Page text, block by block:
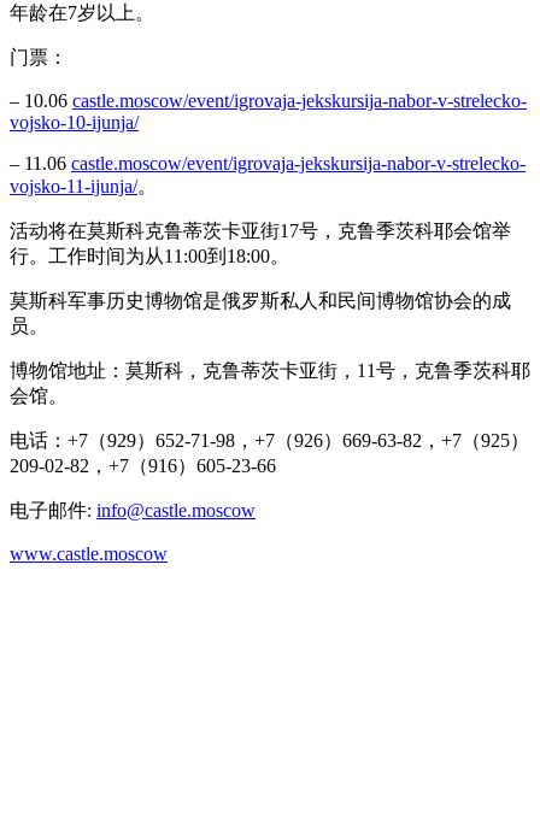
年龄在7岁以上。
门票：
– 10.06 castle.moscow/event/igrovaja-jekskursija-nabor-v-strelecko-
vojsko-10-ijunja/
– 11.06 castle.moscow/event/igrovaja-jekskursija-nabor-v-strelecko-
vojsko-11-ijunja/。
活动将在莫斯科克鲁蒂茨卡亚街17号，克鲁季茨科耶会馆举
行。工作时间为从11:00到18:00。
莫斯科军事历史博物馆是俄罗斯私人和民间博物馆协会的成
员。
博物馆地址：莫斯科，克鲁蒂茨卡亚街，11号，克鲁季茨科耶
会馆。
电话：+7（929）652-71-98，+7（926）669-63-82，+7（925）
209-02-82，+7（916）605-23-66
电子邮件: info@castle.moscow
www.castle.moscow